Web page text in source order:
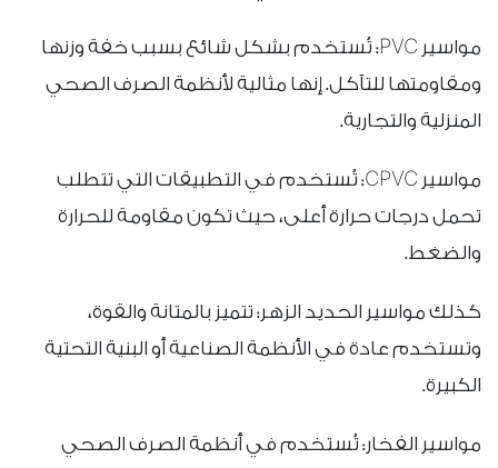
مواسير PVC: تُستخدم بشكل شائع بسبب خفة وزنها
ومقاومتها للتآكل. إنها مثالية لأنظمة الصرف الصحي
المنزلية والتجارية.
مواسير CPVC: تُستخدم في التطبيقات التي تتطلب
تحمل درجات حرارة أعلى، حيث تكون مقاومة للحرارة
والضغط.
كذلك مواسير الحديد الزهر: تتميز بالمتانة والقوة،
وتستخدم عادة في الأنظمة الصناعية أو البنية التحتية
الكبيرة.
مواسير الفخار: تُستخدم في أنظمة الصرف الصحي